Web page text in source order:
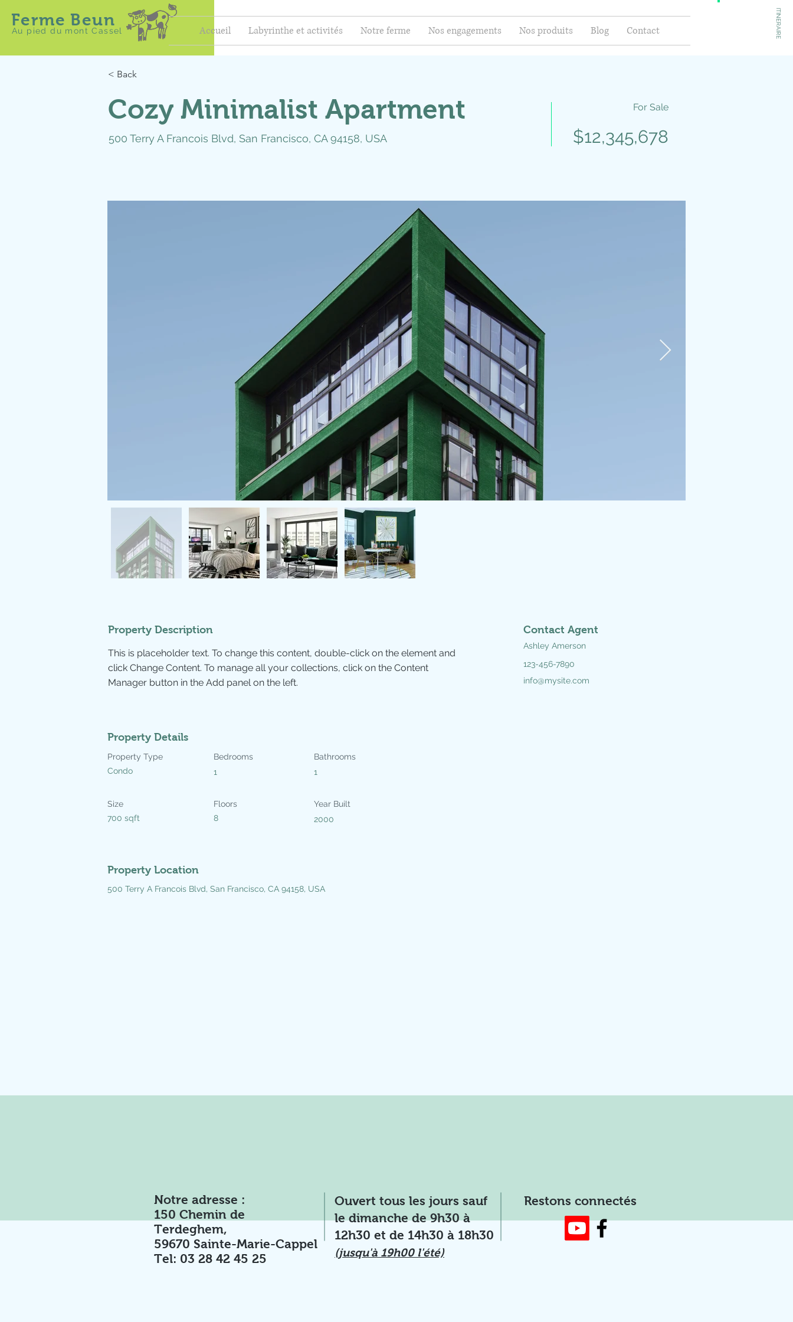
ITINERAIRE
Ferme Beun
Au pied du mont Cassel Accueil Labyrinthe et activités Notre ferme Nos engagements Nos produits Blog Contact
< Back
Cozy Minimalist Apartment
500 Terry A Francois Blvd, San Francisco, CA 94158, USA
For Sale
$12,345,678
Property Description
This is placeholder text. To change this content, double-click on the element and
click Change Content. To manage all your collections, click on the Content
Manager button in the Add panel on the left.
Contact Agent
Ashley Amerson
123-456-7890
info@mysite.com
Property Details
Property Type
Condo
Bedrooms
1
Bathrooms
1
Size
700 sqft
Floors
8
Year Built
2000
Property Location
500 Terry A Francois Blvd, San Francisco, CA 94158, USA
Notre adresse :
150 Chemin de
Terdeghem,
59670 Sainte-Marie-Cappel
Tel: 03 28 42 45 25
Restons connectés
Ouvert tous les jours sauf
le dimanche de 9h30 à
12h30 et de 14h30 à 18h30
(jusqu'à 19h00 l'été)